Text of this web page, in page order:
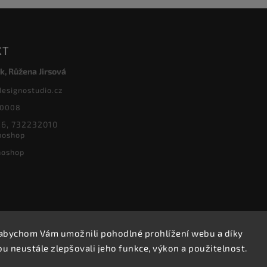
Vám umožnili pohodlné prohlížení webu a díky
neustále zlepšovali jeho funkce, výkon a použitelnost.
Růžena Jirsová
732232010
Copyright 2026Designoshop. Všechna práva vyhrazena.
Upravit nastavení cookies